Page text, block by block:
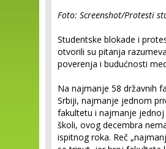
Foto: Screenshot/Protesti
Studentske blokade i
otvorili su pitanja
poverenja i budućnosti
Na najmanje 58 državnih
Srbiji, najmanje jednom
fakultetu i najmanje
školi, ovog decembra
ispitnog roka. Reč